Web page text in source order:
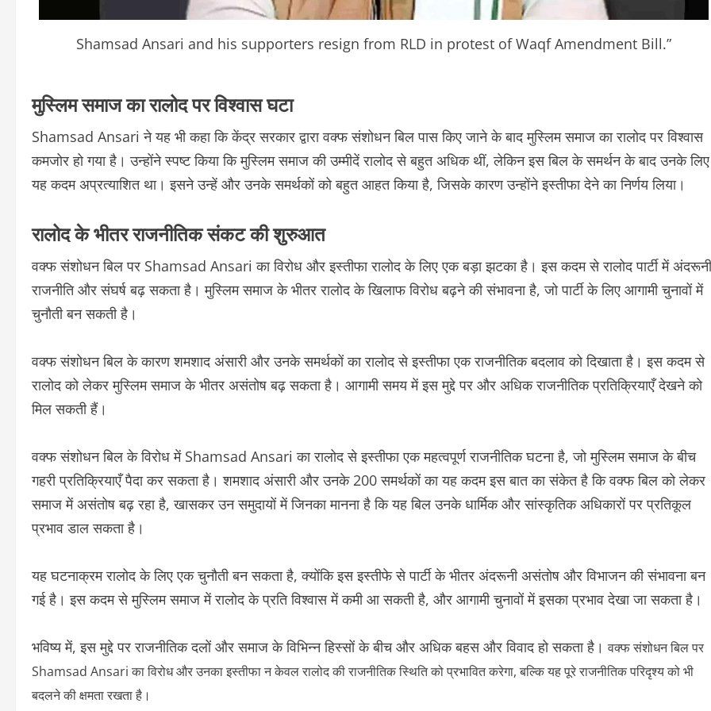
Shamsad Ansari and his supporters resign from RLD in protest of Waqf Amendment Bill.”
मुस्लिम समाज का रालोद पर विश्वास घटा
Shamsad Ansari ने यह भी कहा कि केंद्र सरकार द्वारा वक्फ संशोधन बिल पास किए जाने के बाद मुस्लिम समाज का रालोद पर विश्वास
कमजोर हो गया है। उन्होंने स्पष्ट किया कि मुस्लिम समाज की उम्मीदें रालोद से बहुत अधिक थीं, लेकिन इस बिल के समर्थन के बाद उनके लिए
यह कदम अप्रत्याशित था। इसने उन्हें और उनके समर्थकों को बहुत आहत किया है, जिसके कारण उन्होंने इस्तीफा देने का निर्णय लिया।
रालोद के भीतर राजनीतिक संकट की शुरुआत
वक्फ संशोधन बिल पर Shamsad Ansari का विरोध और इस्तीफा रालोद के लिए एक बड़ा झटका है। इस कदम से रालोद पार्टी में अंदरूनी
राजनीति और संघर्ष बढ़ सकता है। मुस्लिम समाज के भीतर रालोद के खिलाफ विरोध बढ़ने की संभावना है, जो पार्टी के लिए आगामी चुनावों में
चुनौती बन सकती है।
वक्फ संशोधन बिल के कारण शमशाद अंसारी और उनके समर्थकों का रालोद से इस्तीफा एक राजनीतिक बदलाव को दिखाता है। इस कदम से
रालोद को लेकर मुस्लिम समाज के भीतर असंतोष बढ़ सकता है। आगामी समय में इस मुद्दे पर और अधिक राजनीतिक प्रतिक्रियाएँ देखने को
मिल सकती हैं।
वक्फ संशोधन बिल के विरोध में Shamsad Ansari का रालोद से इस्तीफा एक महत्वपूर्ण राजनीतिक घटना है, जो मुस्लिम समाज के बीच
गहरी प्रतिक्रियाएँ पैदा कर सकता है। शमशाद अंसारी और उनके 200 समर्थकों का यह कदम इस बात का संकेत है कि वक्फ बिल को लेकर
समाज में असंतोष बढ़ रहा है, खासकर उन समुदायों में जिनका मानना है कि यह बिल उनके धार्मिक और सांस्कृतिक अधिकारों पर प्रतिकूल
प्रभाव डाल सकता है।
यह घटनाक्रम रालोद के लिए एक चुनौती बन सकता है, क्योंकि इस इस्तीफे से पार्टी के भीतर अंदरूनी असंतोष और विभाजन की संभावना बन
गई है। इस कदम से मुस्लिम समाज में रालोद के प्रति विश्वास में कमी आ सकती है, और आगामी चुनावों में इसका प्रभाव देखा जा सकता है।
भविष्य में, इस मुद्दे पर राजनीतिक दलों और समाज के विभिन्न हिस्सों के बीच और अधिक बहस और विवाद हो सकता है।वक्फ संशोधन बिल पर
Shamsad Ansari का विरोध और उनका इस्तीफा न केवल रालोद की राजनीतिक स्थिति को प्रभावित करेगा, बल्कि यह पूरे राजनीतिक परिदृश्य को भी
बदलने की क्षमता रखता है।